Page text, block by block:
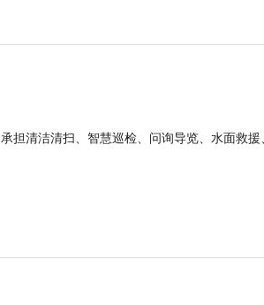
担清洁清扫、智慧巡检、问询导览、水面救援